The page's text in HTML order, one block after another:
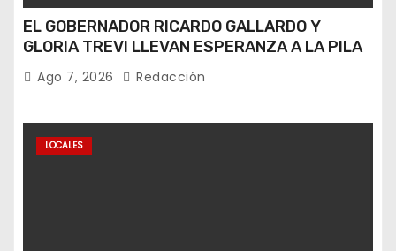
EL GOBERNADOR RICARDO GALLARDO Y
GLORIA TREVI LLEVAN ESPERANZA A LA PILA
Ago 7, 2026 Redacción
LOCALES